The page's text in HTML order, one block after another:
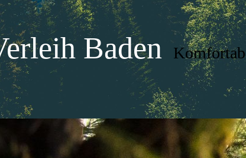
Baden